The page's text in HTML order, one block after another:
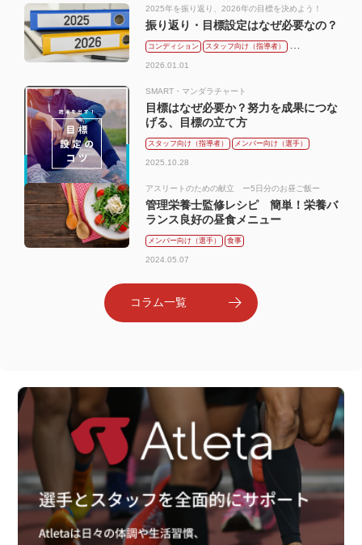
2025年を振り返り、2026年の目標を決めよう！
振り返り・目標設定はなぜ必要なの？
コンディション
スタッフ向け（指導者）
メンバー向け（選手）
2026.01.01
SMART・マンダラチャート
目標はなぜ必要か？努力を成果につな
げる、目標の立て方
スタッフ向け（指導者） メンバー向け（選手）
2025.10.28
アスリートのための献立 ー5日分のお昼ご飯ー
管理栄養士監修レシピ 簡単！栄養バ
ランス良好の昼食メニュー
メンバー向け（選手） 食事
2024.05.07
コラム一覧